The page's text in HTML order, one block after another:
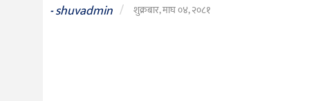
-shuvadmin / शुक्रबार, माघ ०४, २०८१